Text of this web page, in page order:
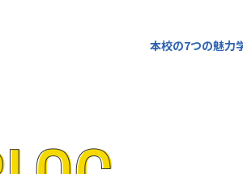
本校の7つの魅力